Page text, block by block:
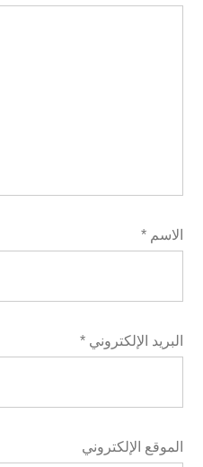
الاسم *
البريد الإلكتروني *
الموقع الإلكتروني